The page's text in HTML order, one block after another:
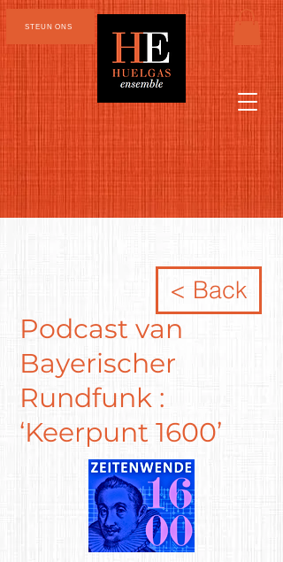
STEUN ONS
< Back
Podcast van
Bayerischer
Rundfunk :
‘Keerpunt 1600’